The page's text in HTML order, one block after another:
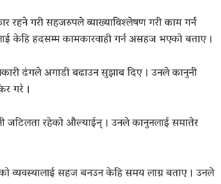
रहने गरी सहजरुपले व्याख्याविश्लेषण गरी काम गर्न
केहि हदसम्म कामकारवाही गर्न असहज भएको बताए ।
ढंगले अगाडी बढाउन सुझाब दिए । उनले कानुनी
गरे ।
जटिलता रहेको औल्याईन् । उनले कानुनलाई समातेर
व्यवस्थालाई सहज बनउन केहि समय लाग्न बताए । उनले